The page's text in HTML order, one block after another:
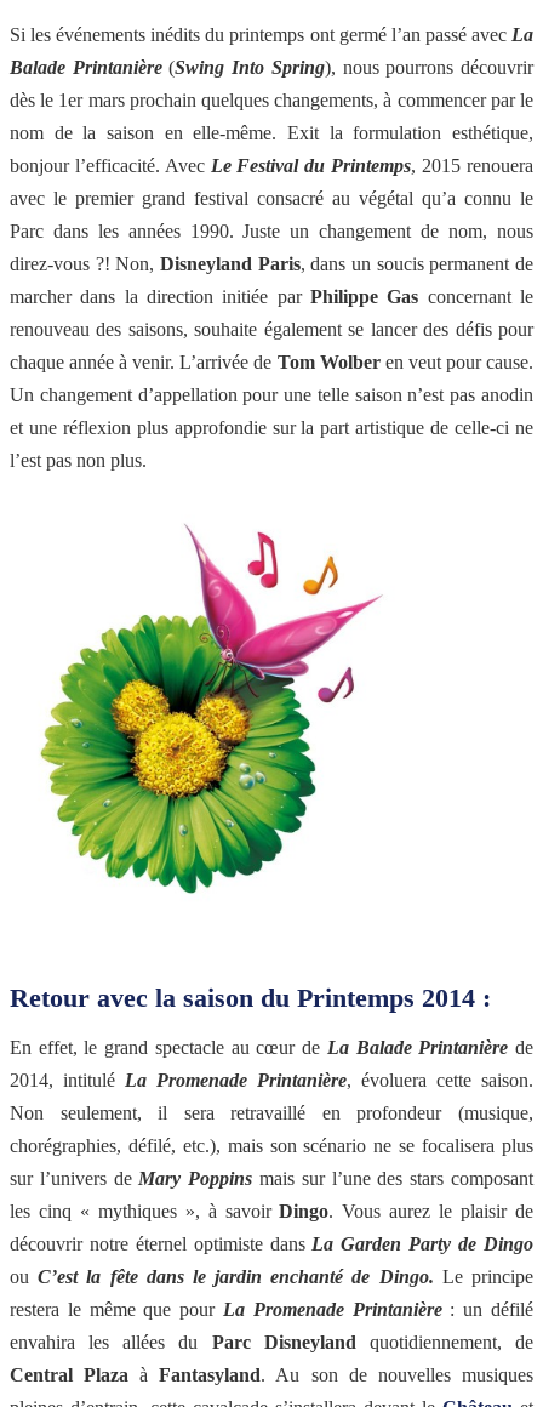
Si les événements inédits du printemps ont germé l’an passé avec La
Balade Printanière(Swing Into Spring), nous pourrons découvrir
dès le 1er mars prochain quelques changements, à commencer par le
nom de la saison en elle-même. Exit la formulation esthétique,
bonjour l’efficacité. Avec Le Festival du Printemps, 2015 renouera
avec le premier grand festival consacré au végétal qu’a connu le
Parc dans les années 1990. Juste un changement de nom, nous
direz-vous ?! Non, Disneyland Paris, dans un soucis permanent de
marcher dans la direction initiée par Philippe Gas concernant le
renouveau des saisons, souhaite également se lancer des défis pour
chaque année à venir. L’arrivée de Tom Wolberen veut pour cause.
Un changement d’appellation pour une telle saison n’est pas anodin
et une réflexion plus approfondie sur la part artistique de celle-ci ne
l’est pas non plus.
Retour avec la saison du Printemps 2014 :
En effet, le grand spectacle au cœur de La Balade Printanière de
2014, intitulé La Promenade Printanière, évoluera cette saison.
Non seulement, il sera retravaillé en profondeur (musique,
chorégraphies, défilé, etc.), mais son scénario ne se focalisera plus
sur l’univers de Mary Poppins mais sur l’une des stars composant
les cinq « mythiques », à savoirDingo. Vous aurez le plaisir de
découvrir notre éternel optimiste dans La Garden Party de Dingo
ou C’est la fête dans le jardin enchanté de Dingo. Le principe
restera le même que pour La Promenade Printanière: un défilé
envahira les allées du Parc Disneyland quotidiennement, de
Central Plaza àFantasyland. Au son de nouvelles musiques